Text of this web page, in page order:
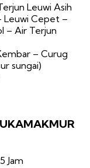
Leuwi Asih
Leuwi Cepet –
– Air Terjun
– Curug
sungai)
Jam